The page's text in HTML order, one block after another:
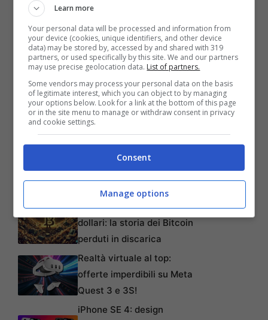
l’installazione è possibile installare una toolbar
personalizzata che si integra direttamente nel
browser, qualora volessimo usare Chit Chat
mentre stiamo navigando senza avere la
finestra di Facebook aperta. Infine occorre
far notare che alcuni antivirus durante
l’installazione del programma, rilevano una
modifi
Articoli recentiL’errore da 780 Milioni di
dollari: la storia dei Bitcoin
perduti in discarica
Realtà virtuale al top:
offerte imperdibili su Meta
Quest 3 e 3S!
iPhone SE 4: design
Learn more
Your personal data will be processed and information from
your device (cookies, unique identifiers, and other device
data) may be stored by, accessed by and shared with 319
partners, or used specifically by this site. We and our partners
may use precise geolocation data. List of partners.
Some vendors may process your personal data on the basis
of legitimate interest, which you can object to by managing
your options below. Look for a link at the bottom of this page
or in the site menu to manage or withdraw consent in privacy
and cookie settings.
Consent
Manage options